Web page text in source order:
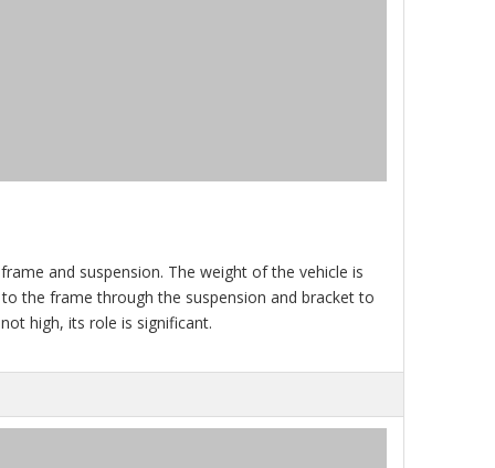
and suspension. The weight of the vehicle is
the frame through the suspension and bracket to
high, its role is significant.